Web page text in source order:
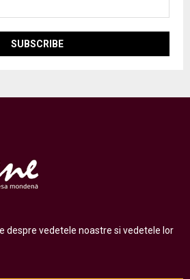
despre vedetele noastre si vedetele lor